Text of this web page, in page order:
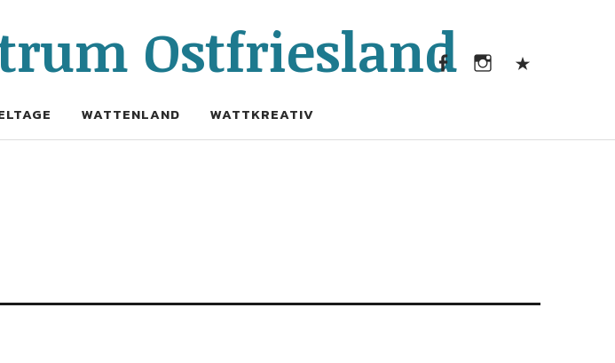
Ostfriesland
WATTENLAND WATTKREATIV